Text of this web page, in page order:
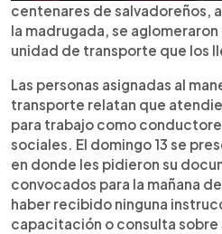
centenares de salvadoreños,
la madrugada, se
unidad de transporte que los
Las personas asignadas al
transporte relatan que
para trabajo como
sociales. El domingo 13 se
en donde les pidieron su
convocados para la mañana
haber recibido ninguna
capacitación o consulta sobre